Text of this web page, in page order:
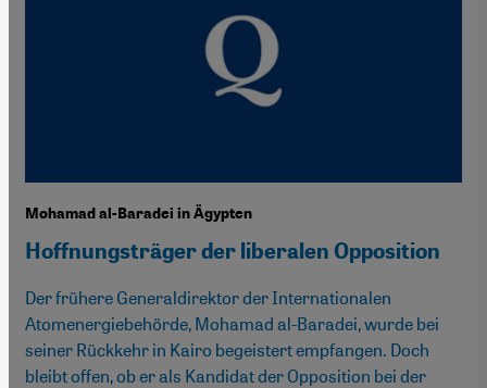
Mohamad al-Baradei in Ägypten
Hoffnungsträger der liberalen Opposition
Der frühere Generaldirektor der Internationalen
Atomenergiebehörde, Mohamad al-Baradei, wurde bei
seiner Rückkehr in Kairo begeistert empfangen. Doch
bleibt offen, ob er als Kandidat der Opposition bei der